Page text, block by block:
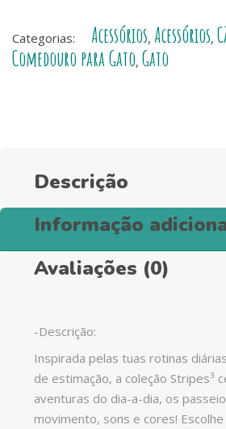
Blue
quantity
Categorias: Acessórios, Acessórios,
Comedouro para Gato, Gato
Descrição
Informação
Avaliações (0)
-Descrição:
Inspirada pelas tuas rotinas
de estimação, a coleção Stripes³
aventuras do dia-a-dia, os
movimento, sons e cores! Escolhe